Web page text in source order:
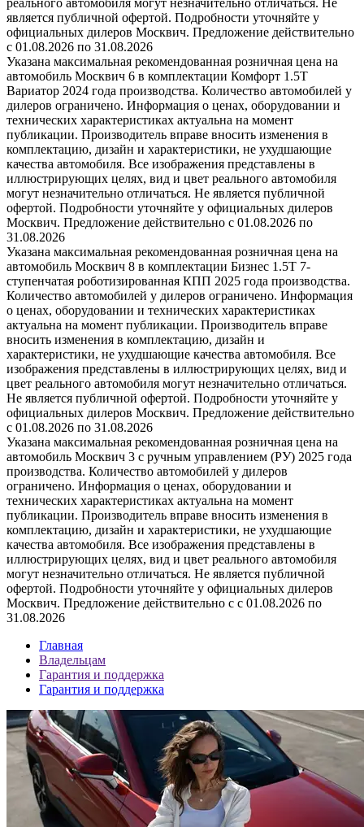
реального автомобиля могут незначительно отличаться. Не
является публичной офертой. Подробности уточняйте у
официальных дилеров Москвич. Предложение действительно
с 01.08.2026 по 31.08.2026
Указана максимальная рекомендованная розничная цена на
автомобиль Москвич 6 в комплектации Комфорт 1.5T
Вариатор 2024 года производства. Количество автомобилей у
дилеров ограничено. Информация о ценах, оборудовании и
технических характеристиках актуальна на момент
публикации. Производитель вправе вносить изменения в
комплектацию, дизайн и характеристики, не ухудшающие
качества автомобиля. Все изображения представлены в
иллюстрирующих целях, вид и цвет реального автомобиля
могут незначительно отличаться. Не является публичной
офертой. Подробности уточняйте у официальных дилеров
Москвич. Предложение действительно с 01.08.2026 по
31.08.2026
Указана максимальная рекомендованная розничная цена на
автомобиль Москвич 8 в комплектации Бизнес 1.5T 7-
ступенчатая роботизированная КПП 2025 года производства.
Количество автомобилей у дилеров ограничено. Информация
о ценах, оборудовании и технических характеристиках
актуальна на момент публикации. Производитель вправе
вносить изменения в комплектацию, дизайн и
характеристики, не ухудшающие качества автомобиля. Все
изображения представлены в иллюстрирующих целях, вид и
цвет реального автомобиля могут незначительно отличаться.
Не является публичной офертой. Подробности уточняйте у
официальных дилеров Москвич. Предложение действительно
с 01.08.2026 по 31.08.2026
Указана максимальная рекомендованная розничная цена на
автомобиль Москвич 3 с ручным управлением (РУ) 2025 года
производства. Количество автомобилей у дилеров
ограничено. Информация о ценах, оборудовании и
технических характеристиках актуальна на момент
публикации. Производитель вправе вносить изменения в
комплектацию, дизайн и характеристики, не ухудшающие
качества автомобиля. Все изображения представлены в
иллюстрирующих целях, вид и цвет реального автомобиля
могут незначительно отличаться. Не является публичной
офертой. Подробности уточняйте у официальных дилеров
Москвич. Предложение действительно с с 01.08.2026 по
31.08.2026
Главная
Владельцам
Гарантия и поддержка
Гарантия и поддержка